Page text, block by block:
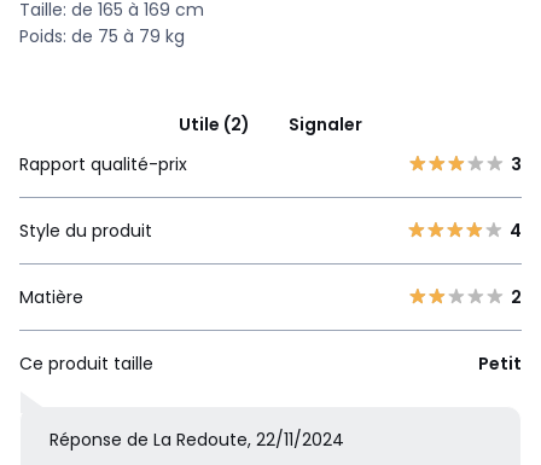
Taille: de 165 à 169 cm
Poids: de 75 à 79 kg
Utile (2)
Signaler
Rapport qualité-prix
3
Style du produit 4
Matière 2
Ce produit taille Petit
Réponse de La Redoute, 22/11/2024